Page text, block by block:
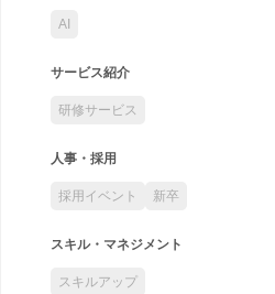
AI
サービス紹介
研修サービス
人事・採用
採用イベント 新卒
スキル・マネジメント
スキルアップ